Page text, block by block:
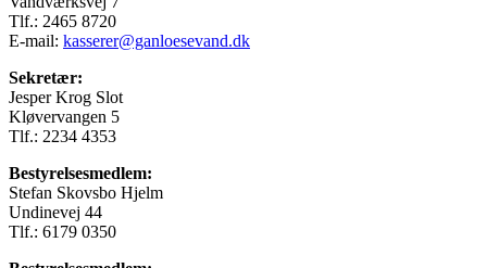
Tlf.: 2465 8720
E-mail: kasserer@ganloesevand.dk
Sekretær:
Jesper Krog Slot
Kløvervangen 5
Tlf.: 2234 4353
Bestyrelsesmedlem:
Stefan Skovsbo Hjelm
Undinevej 44
Tlf.: 6179 0350